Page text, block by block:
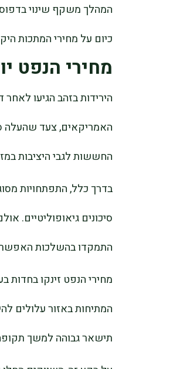
המהלך משקף שינוי
כיום על מחירי המתכות
מחירי הנפט
הירידות בזהב הגיעו
האמריקאים, צעד שהעלה
החששות לגבי היציבות
בדרך כלל, התפתחויות
סיכונים גיאופוליטיים.
התמקדו בהשלכות
מחירי הנפט זינקו
המתיחות באזור עלולים
תישאר גבוהה למשך